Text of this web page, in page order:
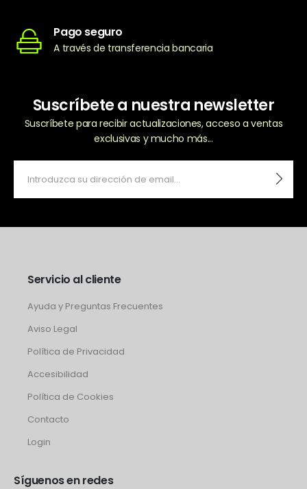
Pago seguro
A través de transferencia bancaria
Suscríbete a nuestra newsletter
Suscríbete para recibir actualizaciones, acceso a ventas
exclusivas y mucho más...
Servicio al cliente
Ayuda y Preguntas Frecuentes
Aviso Legal
Política de Privacidad
Accesibilidad
Política de Cookies
Contacto
Login
Síguenos en redes